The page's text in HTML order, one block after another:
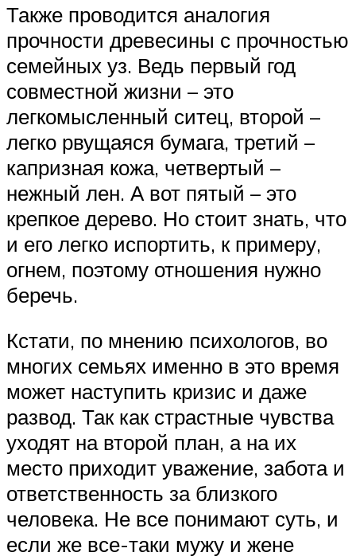
Также проводится аналогия
прочности древесины с прочностью
семейных уз. Ведь первый год
совместной жизни – это
легкомысленный ситец, второй –
легко рвущаяся бумага, третий –
капризная кожа, четвертый –
нежный лен. А вот пятый – это
крепкое дерево. Но стоит знать, что
и его легко испортить, к примеру,
огнем, поэтому отношения нужно
беречь.
Кстати, по мнению психологов, во
многих семьях именно в это время
может наступить кризис и даже
развод. Так как страстные чувства
уходят на второй план, а на их
место приходит уважение, забота и
ответственность за близкого
человека. Не все понимают суть, и
если же все-таки мужу и жене